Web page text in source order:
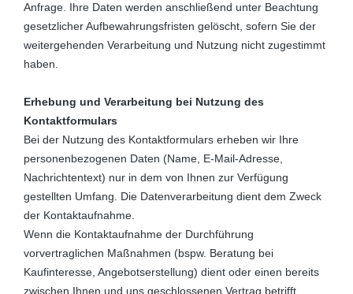
Anfrage. Ihre Daten werden anschließend unter Beachtung
gesetzlicher Aufbewahrungsfristen gelöscht, sofern Sie der
weitergehenden Verarbeitung und Nutzung nicht zugestimmt
haben.
Erhebung und Verarbeitung bei Nutzung des
Kontaktformulars
Bei der Nutzung des Kontaktformulars erheben wir Ihre
personenbezogenen Daten (Name, E-Mail-Adresse,
Nachrichtentext) nur in dem von Ihnen zur Verfügung
gestellten Umfang. Die Datenverarbeitung dient dem Zweck
der Kontaktaufnahme.
Wenn die Kontaktaufnahme der Durchführung
vorvertraglichen Maßnahmen (bspw. Beratung bei
Kaufinteresse, Angebotserstellung) dient oder einen bereits
zwischen Ihnen und uns geschlossenen Vertrag betrifft,